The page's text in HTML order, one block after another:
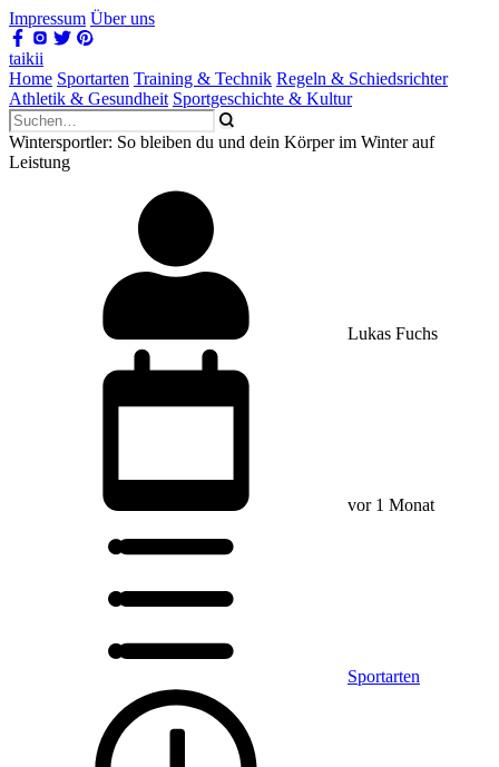
Impressum Über uns
taikii
Home Sportarten Training & Technik Regeln & Schiedsrichter
Athletik & Gesundheit Sportgeschichte & Kultur
Wintersportler: So bleiben du und dein Körper im Winter auf
Leistung
Lukas Fuchs
vor 1 Monat
Sportarten